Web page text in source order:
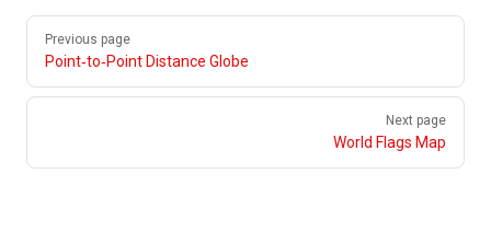
Pager
Previous page
Point‑to‑Point Distance Globe
Next page
World Flags Map